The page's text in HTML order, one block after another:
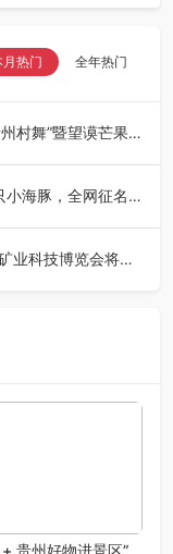
月热门 全年热门
村舞”暨望谟芒果
海豚，全网征名
业科技博览会将在
贵州好物进景区”